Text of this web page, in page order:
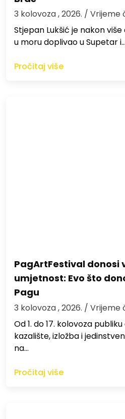
3 kolovoza , 2026. / Vrijeme
St​jepan Lukšić je nakon
u moru doplivao u Supetar i…
Pročitaj više
PagArtFestival donosi
umjetnost: Evo što
Pagu
3 kolovoza , 2026. / Vrijeme
Od 1. do 17. kolovoza
kazalište, izložba i
na…
Pročitaj više